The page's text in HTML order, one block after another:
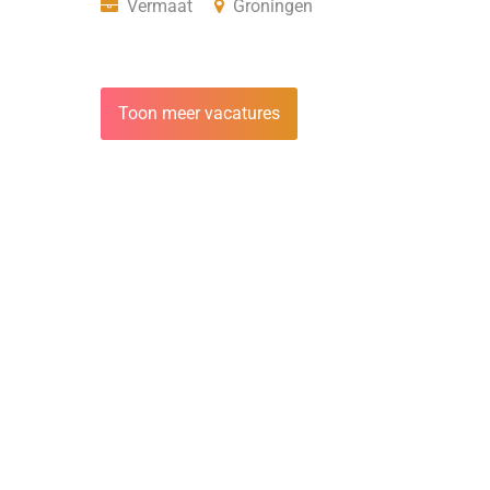
Vermaat
Groningen
Toon meer vacatures